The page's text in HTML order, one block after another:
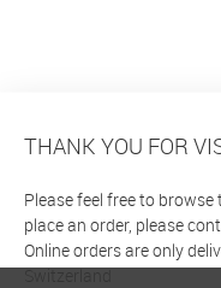
THANK YOU FOR
Please feel free to
place an order, please
Online orders are only
Switzerland